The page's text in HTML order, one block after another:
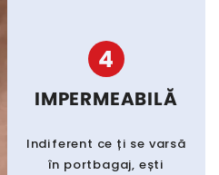
4
IMPERMEABILĂ
Indiferent ce ți se varsă
în portbagaj, ești